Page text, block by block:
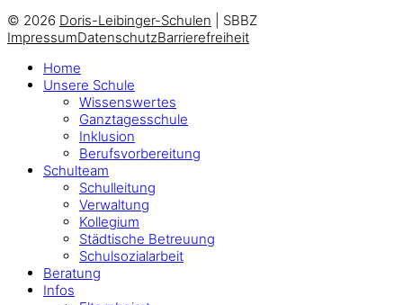
© 2026 Doris-Leibinger-Schulen | SBBZ
ImpressumDatenschutzBarrierefreiheit
Home
Unsere Schule
Wissenswertes
Ganztagesschule
Inklusion
Berufsvorbereitung
Schulteam
Schulleitung
Verwaltung
Kollegium
Städtische Betreuung
Schulsozialarbeit
Beratung
Infos